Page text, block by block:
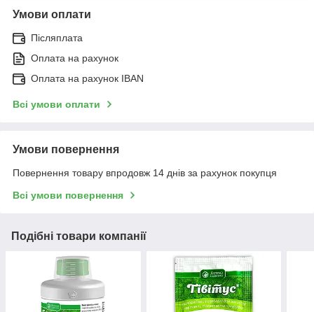
Умови оплати
Післяплата
Оплата на рахунок
Оплата на рахунок IBAN
Всі умови оплати
Умови повернення
Повернення товару впродовж 14 днів за рахунок покупця
Всі умови повернення
Подібні товари компанії